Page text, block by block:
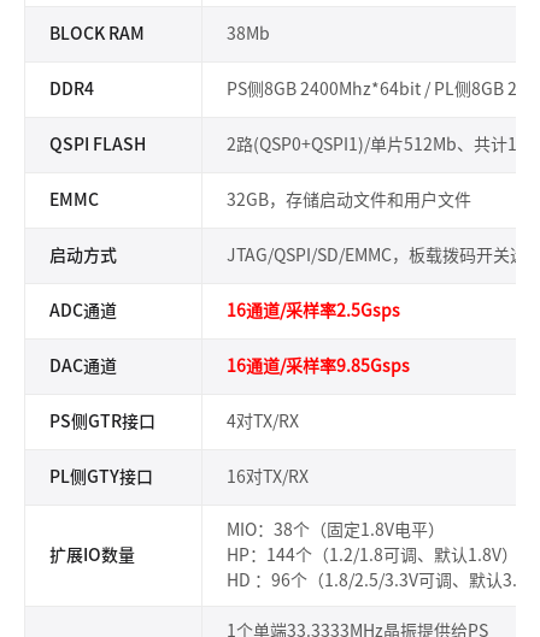
BLOCK RAM 38Mb
DDR4 PS侧8GB 2400Mhz*64bit / PL侧8GB
QSPI FLASH 2路(QSP0+QSPI1)/单片512Mb、共计1Gb
EMMC 32GB，存储启动文件和用户文件
启动方式 JTAG/QSPI/SD/EMMC，板载拨码开关选
ADC通道 16通道/采样率2.5Gsps
DAC通道 16通道/采样率9.85Gsps
PS侧GTR接口 4对TX/RX
PL侧GTY接口 16对TX/RX
扩展IO数量
MIO：38个（固定1.8V电平）
HP：144个（1.2/1.8可调、默认1.8V）
HD ：96个（1.8/2.5/3.3V可调、默认3.3V
1个单端33.3333MHz晶振提供给PS